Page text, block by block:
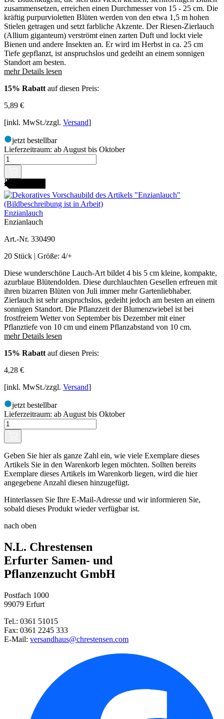
zusammensetzen, erreichen einen Durchmesser von 15 - 25 cm. Die
kräftig purpurvioletten Blüten werden von den etwa 1,5 m hohen
Stielen getragen und setzt farbliche Akzente. Der Riesen-Zierlauch
(Allium giganteum) verströmt einen zarten Duft und lockt viele
Bienen und andere Insekten an. Er wird im Herbst in ca. 25 cm
Tiefe gepflanzt, ist anspruchslos und gedeiht an einem sonnigen
Standort am besten.
mehr Details lesen
15% Rabatt auf diesen Preis:
5,89 €
[inkl. MwSt./zzgl. Versand]
jetzt bestellbar
Lieferzeitraum: ab August bis Oktober
Enzianlauch
Enzianlauch
Art.-Nr. 330490
20 Stück | Größe: 4/+
Diese wunderschöne Lauch-Art bildet 4 bis 5 cm kleine, kompakte,
azurblaue Blütendolden. Diese durchlauchten Gesellen erfreuen mit
ihren bizarren Blüten von Juli immer mehr Gartenliebhaber.
Zierlauch ist sehr anspruchslos, gedeiht jedoch am besten an einem
sonnigen Standort. Die Pflanzzeit der Blumenzwiebel ist bei
frostfreiem Wetter von September bis Dezember mit einer
Pflanztiefe von 10 cm und einem Pflanzabstand von 10 cm.
mehr Details lesen
15% Rabatt auf diesen Preis:
4,28 €
[inkl. MwSt./zzgl. Versand]
jetzt bestellbar
Lieferzeitraum: ab August bis Oktober
Geben Sie hier als ganze Zahl ein, wie viele Exemplare dieses
Artikels Sie in den Warenkorb legen möchten. Sollten bereits
Exemplare dieses Artikels im Warenkorb liegen, wird die hier
angegebene Anzahl diesen hinzugefügt.
Hinterlassen Sie Ihre E-Mail-Adresse und wir informieren Sie,
sobald dieses Produkt wieder verfügbar ist.
nach oben
N.L. Chrestensen
Erfurter Samen- und
Pflanzenzucht GmbH
Postfach 1000
99079 Erfurt
Tel.: 0361 51015
Fax: 0361 2245 333
E-Mail: versandhaus@chrestensen.com